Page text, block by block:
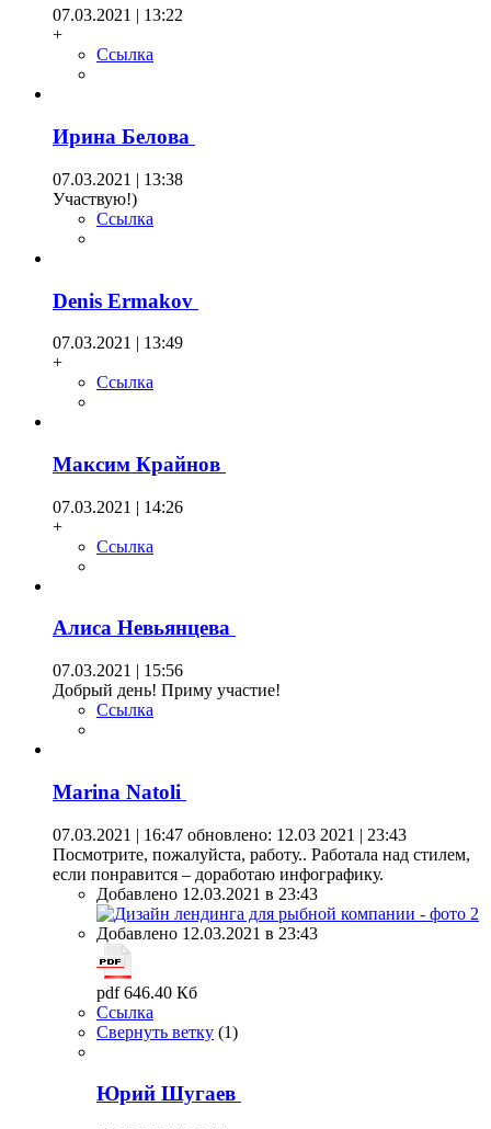
07.03.2021 | 13:22
+
Ссылка
Ирина Белова
07.03.2021 | 13:38
Участвую!)
Ссылка
Denis Ermakov
07.03.2021 | 13:49
+
Ссылка
Максим Крайнов
07.03.2021 | 14:26
+
Ссылка
Алиса Невьянцева
07.03.2021 | 15:56
Добрый день! Приму участие!
Ссылка
Marina Natoli
07.03.2021 | 16:47 обновлено: 12.03 2021 | 23:43
Посмотрите, пожалуйста, работу.. Работала над стилем,
если понравится – доработаю инфографику.
Добавлено 12.03.2021 в 23:43
Добавлено 12.03.2021 в 23:43
pdf 646.40 Кб
Ссылка
Свернуть ветку (1)
Юрий Шугаев